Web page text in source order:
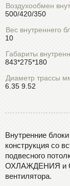
Воздухообмен
500/420/350
Вес внутреннего
10
Габариты
843*275*180
Диаметр трассы
6.35 9.52
Внутренние
конструкция со
подвесного
ОХЛАЖДЕНИЯ и
вентилятора.